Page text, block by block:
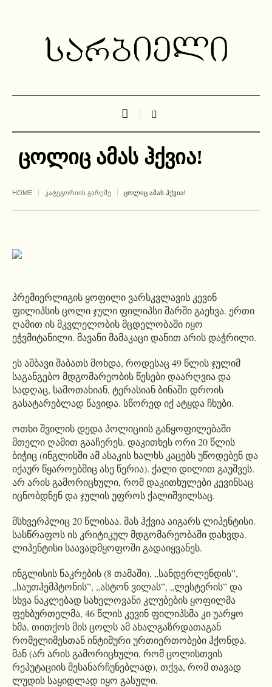
ცოლიც ამას ჰქვია!
HOME ᲙᲐᲢᲔᲒᲝᲠᲘᲘᲡ ᲒᲐᲠᲔᲨᲔ ᲪᲝᲚᲘᲪ ᲐᲛᲐᲡ ᲰᲥᲕᲘᲐ!
პრემიერლიგის ყოფილი ვარსკვლავის კევინ
ფილიპსის ცოლი ჯული ფილიპსი შარში გაეხვა. ერთი
ღამით ის მკვლელობის მცდელობაში იყო
ეჭვმიტანილი. მავანი მამაკაცი დანით არის დაჭრილი.
ეს ამბავი შაბათს მოხდა, როდესაც 49 წლის ჯულიმ
საგანგებო მდგომარეობის წესები დაარღვია და
სადღაც, სამოთახიან, ტერასიან ბინაში დროის
გასატარებლად წავიდა. სწორედ იქ ატყდა ჩხუბი.
ოთხი შვილის დედა პოლიციის განყოფილებაში
მთელი ღამით გააჩერეს. დაკითხეს ორი 20 წლის
ბიჭიც (ინგლისში ამ ასაკის ხალხს კაცებს უწოდებენ და
იქაურ წყაროებშიც ასე წერია). ქალი დილით გაუშვეს.
არ არის გამორიცხული, რომ დაკითხულები კევინსაც
იცნობდნენ და ჯულის უფროს ქალიშვილსაც.
მსხვერპლიც 20 წლისაა. მას ჰქვია აიგარს ლიპენტისი.
სასწრაფოს ის კრიტიკულ მდგომარეობაში დახვდა.
ლიპენტისი საავადმყოფოში გადაიყვანეს.
ინგლისის ნაკრების (8 თამაში), „სანდერლენდის”,
„საუთჰემპტონის”, „ასტონ ვილას”, „ლესტერის” და
სხვა ნაკლებად სახელოვანი კლუბების ყოფილმა
ფეხბურთელმა, 46 წლის კევინ ფილიპსმა კი უარყო
ხმა, თითქოს მის ცოლს ამ ახალგაზრდათაგან
რომელიმესთან ინტიმური ურთიერთობები ჰქონდა.
მან (არ არის გამორიცხული, რომ ცოლისთვის
რეპუტაციის შესანარჩუნებლად), თქვა, რომ თავად
ლუდის საყიდლად იყო გასული.